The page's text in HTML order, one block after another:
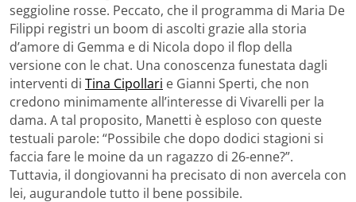
seggioline rosse. Peccato, che il programma di Maria De
Filippi registri un boom di ascolti grazie alla storia
d’amore di Gemma e di Nicola dopo il flop della
versione con le chat. Una conoscenza funestata dagli
interventi di Tina Cipollari e Gianni Sperti, che non
credono minimamente all’interesse di Vivarelli per la
dama. A tal proposito, Manetti è esploso con queste
testuali parole: “Possibile che dopo dodici stagioni si
faccia fare le moine da un ragazzo di 26-enne?”.
Tuttavia, il dongiovanni ha precisato di non avercela con
lei, augurandole tutto il bene possibile.